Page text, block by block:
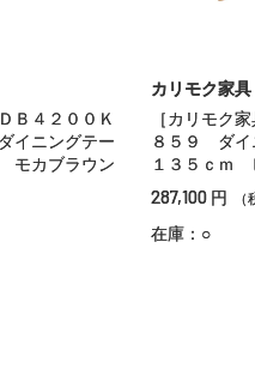
Ｂ４２００Ｋ
イニングテー
モカブラウン
カリモク家具
［カリモク
８５９ ダ
１３５ｃｍ
287,100 円 （
在庫：○